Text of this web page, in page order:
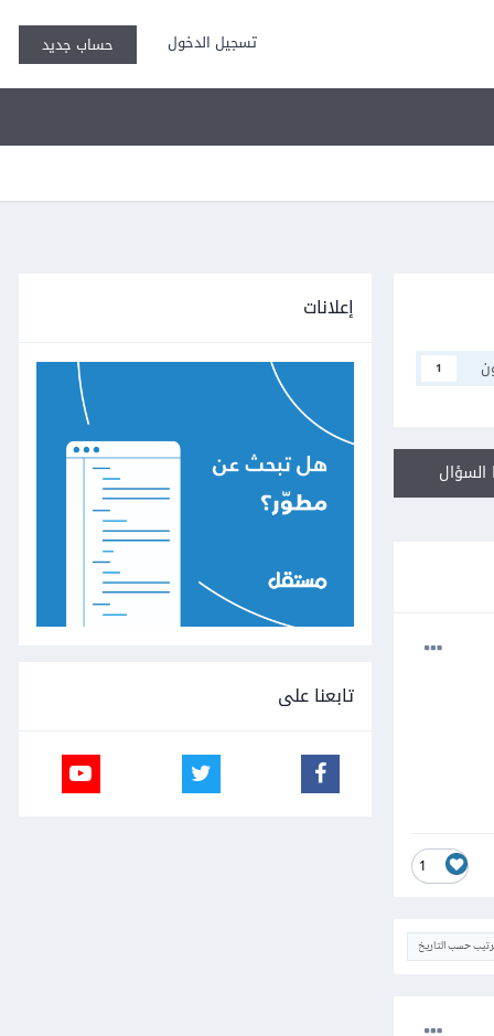
تسجيل الدخول حساب جديد
1
1
حسب التاريخ
إعلانات
تابعنا على